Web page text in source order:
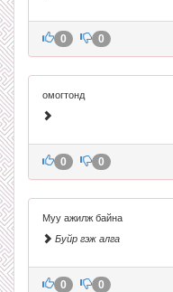
0 0
омогтонд
0 0
Муу ажилж байна
Буйр гэж алга
0 0